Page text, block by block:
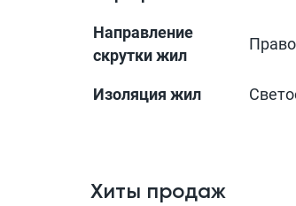
Направление
скрутки жил
Изоляция жил
Хиты продаж